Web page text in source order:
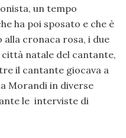
un tempo
ha poi sposato e che è
cronaca rosa, i due
natale del cantante,
il cantante giocava a
Morandi in diverse
le interviste di